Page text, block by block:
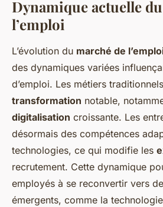
Dynamique actuelle
l’emploi
L’évolution du marché de
des dynamiques variées
d’emploi. Les métiers
transformation notable,
digitalisation croissante. Les
désormais des compétences
technologies, ce qui modifie les
recrutement. Cette dynamique
employés à se reconvertir vers
émergents, comme la